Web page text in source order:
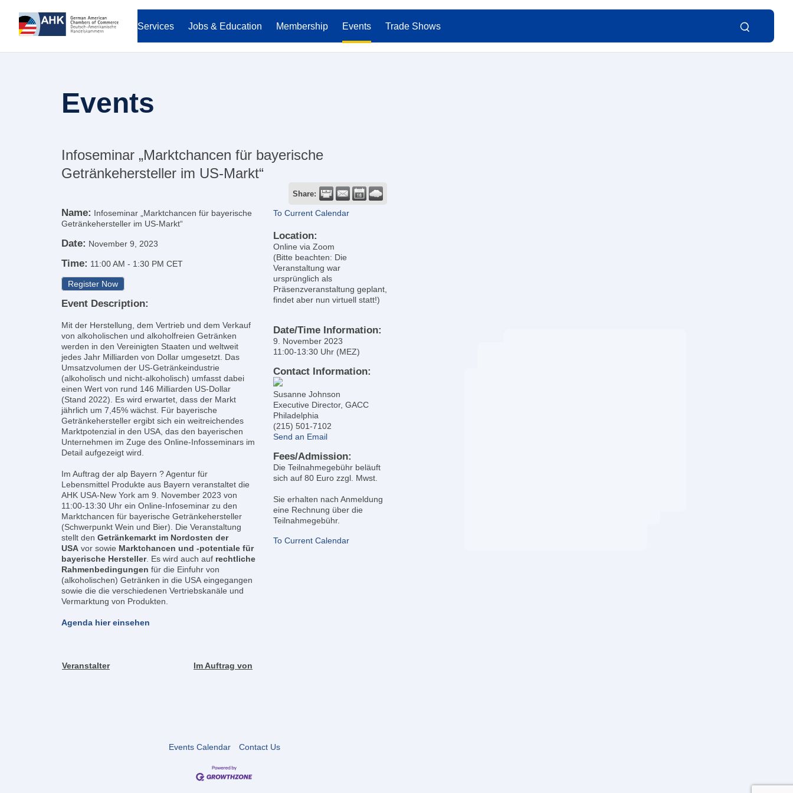
Services Jobs & Education Membership Events Trade Shows
Events
Infoseminar „Marktchancen für bayerische
Getränkehersteller im US-Markt“
Share:
Name: Infoseminar „Marktchancen für bayerische
Getränkehersteller im US-Markt“
Date: November 9, 2023
Time: 11:00 AM - 1:30 PM CET
Register Now
Event Description:
Mit der Herstellung, dem Vertrieb und dem Verkauf
von alkoholischen und alkoholfreien Getränken
werden in den Vereinigten Staaten und weltweit
jedes Jahr Milliarden von Dollar umgesetzt. Das
Umsatzvolumen der US-Getränkeindustrie
(alkoholisch und nicht-alkoholisch) umfasst dabei
einen Wert von rund 146 Milliarden US-Dollar
(Stand 2022). Es wird erwartet, dass der Markt
jährlich um 7,45% wächst. Für bayerische
Getränkehersteller ergibt sich ein weitreichendes
Marktpotenzial in den USA, das den bayerischen
Unternehmen im Zuge des Online-Infosseminars im
Detail aufgezeigt wird.
Im Auftrag der alp Bayern ? Agentur für
Lebensmittel Produkte aus Bayern veranstaltet die
AHK USA-New York am 9. November 2023 von
11:00-13:30 Uhr ein Online-Infoseminar zu den
Marktchancen für bayerische Getränkehersteller
(Schwerpunkt Wein und Bier). Die Veranstaltung
stellt den Getränkemarkt im Nordosten der
USA vor sowie Marktchancen und -potentiale für
bayerische Hersteller. Es wird auch auf rechtliche
Rahmenbedingungen für die Einfuhr von
(alkoholischen) Getränken in die USA eingegangen
sowie die die verschiedenen Vertriebskanäle und
Vermarktung von Produkten.
Agenda hier einsehen
Veranstalter Im Auftrag von
To Current Calendar
Location:
Online via Zoom
(Bitte beachten: Die
Veranstaltung war
ursprünglich als
Präsenzveranstaltung geplant,
findet aber nun virtuell statt!)
Date/Time Information:
9. November 2023
11:00-13:30 Uhr (MEZ)
Contact Information:
Susanne Johnson
Executive Director, GACC
Philadelphia
(215) 501-7102
Send an Email
Fees/Admission:
Die Teilnahmegebühr beläuft
sich auf 80 Euro zzgl. Mwst.
Sie erhalten nach Anmeldung
eine Rechnung über die
Teilnahmegebühr.
To Current Calendar
Events Calendar Contact Us